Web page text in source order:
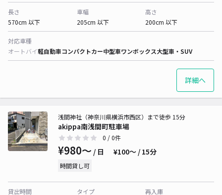
長さ
570cm 以下
車幅
205cm 以下
高さ
200cm 以下
対応車種
オートバイ軽自動車コンパクトカー中型車ワンボックス大型車・SUV
詳細へ
akippa南浅間町駐車場
浅間神社（神奈川県横浜市西区）まで徒歩 15分
0 / 0件
¥980〜 / 日 ¥100〜 / 15分
時間貸し可
貸出時間 タイプ 再入庫